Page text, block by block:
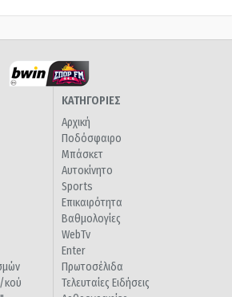
κού
ΚΑΤΗΓΟΡΙΕΣ
Αρχική
Ποδόσφαιρο
Μπάσκετ
Αυτοκίνητο
Sports
Επικαιρότητα
Βαθμολογίες
WebTv
Enter
Πρωτοσέλιδα
Τελευταίες Ειδήσεις